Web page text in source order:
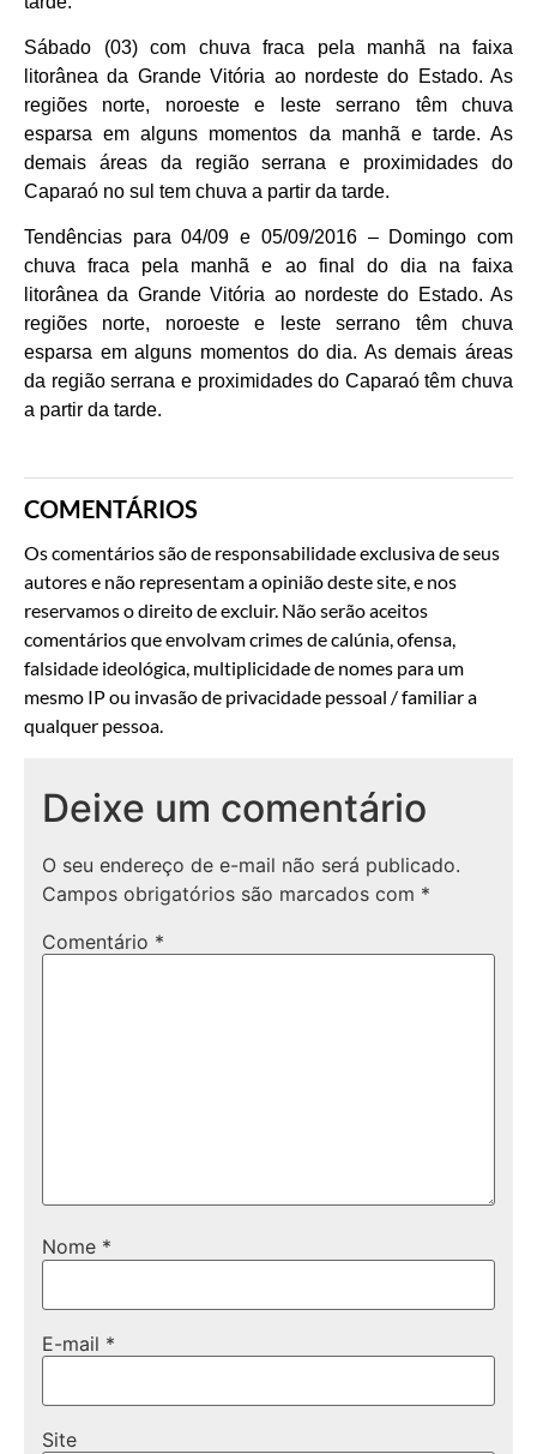
Sábado (03) com chuva fraca pela manhã na faixa
litorânea da Grande Vitória ao nordeste do Estado. As
regiões norte, noroeste e leste serrano têm chuva
esparsa em alguns momentos da manhã e tarde. As
demais áreas da região serrana e proximidades do
Caparaó no sul tem chuva a partir da tarde.
Tendências para 04/09 e 05/09/2016 – Domingo com
chuva fraca pela manhã e ao final do dia na faixa
litorânea da Grande Vitória ao nordeste do Estado. As
regiões norte, noroeste e leste serrano têm chuva
esparsa em alguns momentos do dia. As demais áreas
da região serrana e proximidades do Caparaó têm chuva
a partir da tarde.
COMENTÁRIOS
Os comentários são de responsabilidade exclusiva de seus
autores e não representam a opinião deste site, e nos
reservamos o direito de excluir. Não serão aceitos
comentários que envolvam crimes de calúnia, ofensa,
falsidade ideológica, multiplicidade de nomes para um
mesmo IP ou invasão de privacidade pessoal / familiar a
qualquer pessoa.
Deixe um comentário
O seu endereço de e-mail não será publicado.
Campos obrigatórios são marcados com *
Comentário *
Nome *
E-mail *
Site